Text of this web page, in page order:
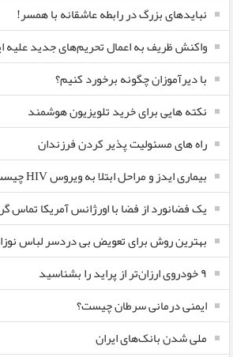
نبایدهای بزرگ در رابطه عاشقانه با همسر!
واکنش ظریف به اعمال تحریم‌های جدید علیه
با دیرآموزان چگونه برخورد کنیم؟
نکته هایی برای خرید تلویزیون هوشمند
راه های مسئولیت پذیر کردن فرزندان
بیماری ایدز و مراحل ابتلا به ویروس HIV چیست؟
یک فضانورد از فضا با اورژانس آمریکا تماس
بهترین روش برای تعویض بی دردسر لباس
٩ خودروی ارزان‌تر از پراید را بشناسید
ایمنی درمانی سرطان چیست؟
ملی شدن بانک‌های ایران